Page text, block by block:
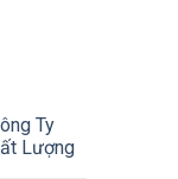
Ty
Lượng